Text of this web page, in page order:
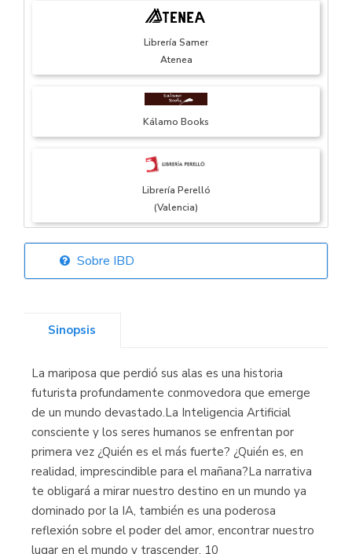
Librería Samer
Atenea
Kálamo Books
Librería Perelló
(Valencia)
Librería Elías
Librería Kolima
(Madrid)
Librería Proteo
(Málaga)
Sobre IBD
Sinopsis
La mariposa que perdió sus alas es una historia
futurista profundamente conmovedora que emerge
de un mundo devastado.La Inteligencia Artificial
consciente y los seres humanos se enfrentan por
primera vez ¿Quién es el más fuerte? ¿Quién es, en
realidad, imprescindible para el mañana?La narrativa
te obligará a mirar nuestro destino en un mundo ya
dominado por la IA, también es una poderosa
reflexión sobre el poder del amor, encontrar nuestro
lugar en el mundo y trascender. 10